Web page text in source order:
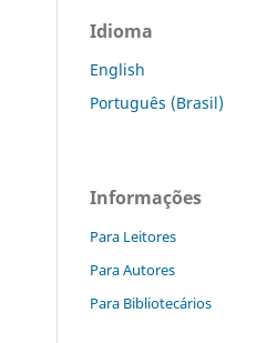
Idioma
English
Português (Brasil)
Informações
Para Leitores
Para Autores
Para Bibliotecários